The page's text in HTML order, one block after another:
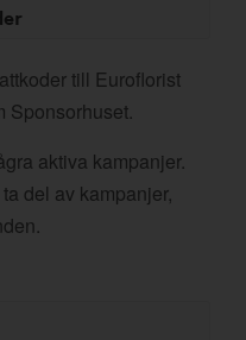
till Euroflorist
Sponsorhuset.
aktiva kampanjer.
del av kampanjer,